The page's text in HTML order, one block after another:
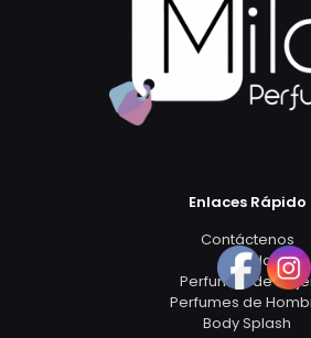
Enlaces Rápido
Contáctenos
Tienda
Perfumes de
Perfumes de
Body Splash